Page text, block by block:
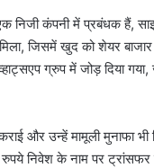
निजी कंपनी में प्रबंधक हैं,
जिसमें खुद को शेयर बाजार
ग्रुप में जोड़ दिया
और उन्हें मामूली मुनाफा
निवेश के नाम पर ट्रांसफर